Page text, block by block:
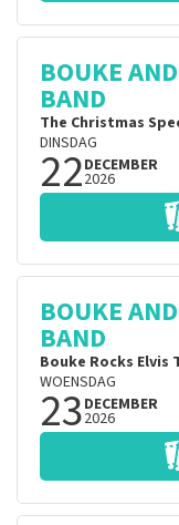
BOUKE
BAND
The Christmas
DINSDAG
22DECEMBER
2026
BOUKE
BAND
Bouke Rocks Elvis
WOENSDAG
23DECEMBER
2026